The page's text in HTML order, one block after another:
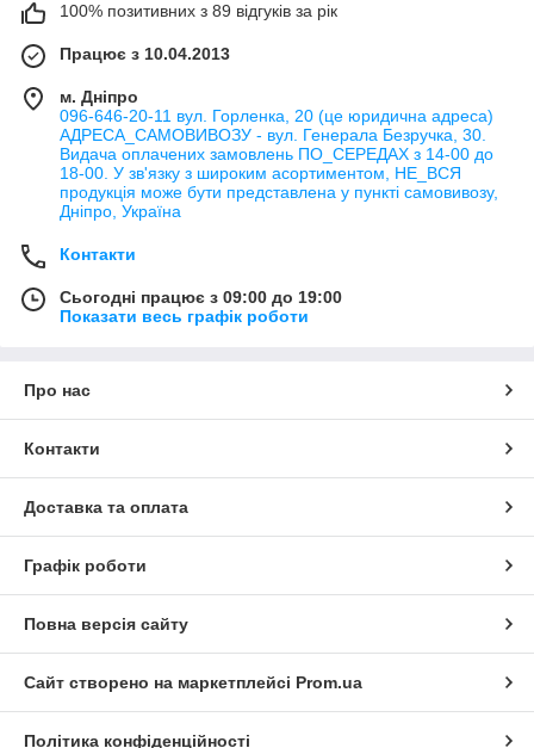
100% позитивних з 89 відгуків за рік
Працює з 10.04.2013
м. Дніпро
096-646-20-11 вул. Горленка, 20 (це юридична адреса)
АДРЕСА_САМОВИВОЗУ - вул. Генерала Безручка, 30.
Видача оплачених замовлень ПО_СЕРЕДАХ з 14-00 до
18-00. У зв'язку з широким асортиментом, НЕ_ВСЯ
продукція може бути представлена у пункті самовивозу,
Дніпро, Україна
Контакти
Сьогодні працює з 09:00 до 19:00
Показати весь графік роботи
Про нас
Контакти
Доставка та оплата
Графік роботи
Повна версія сайту
Сайт створено на маркетплейсі Prom.ua
Політика конфіденційності